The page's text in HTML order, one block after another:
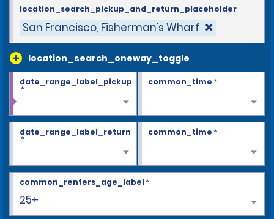
San Francisco, Fisherman's Wharf
location_search_oneway_toggle
location_search_pickup_and_return_placeholder
date_range_label_pickup
*
common_time*
date_range_label_return
*
common_time*
25+
common_renters_age_label*